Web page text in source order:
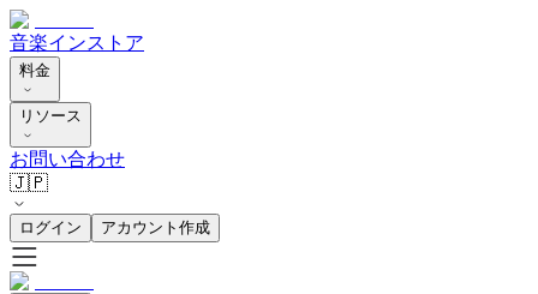
音楽インストア
料金
リソース
お問い合わせ
🇯🇵
ログイン アカウント作成